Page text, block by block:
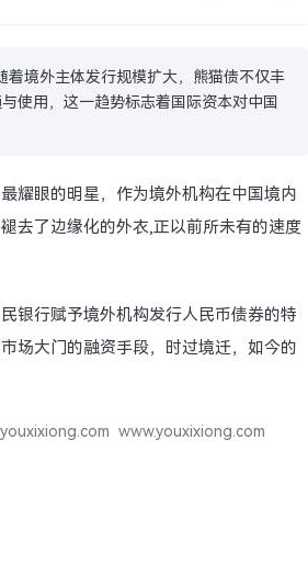
着境外主体发行规模扩大，熊猫债不仅丰
使用，这一趋势标志着国际资本对中国
耀眼的明星，作为境外机构在中国境内
去了边缘化的外衣,正以前所未有的速度
银行赋予境外机构发行人民币债券的特
场大门的融资手段，时过境迁，如今的
www.youxixiong.com